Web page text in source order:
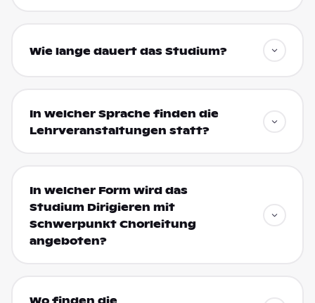
Wie lange dauert das Studium?
In welcher Sprache finden die
Lehrveranstaltungen statt?
In welcher Form wird das
Studium Dirigieren mit
Schwerpunkt Chorleitung
angeboten?